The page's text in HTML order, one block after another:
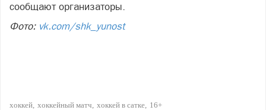
сообщают организаторы.
Фото: vk.com/shk_yunost
хоккей хоккейный матч хоккей в сатке 16+